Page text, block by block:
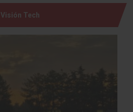
Visión Tech